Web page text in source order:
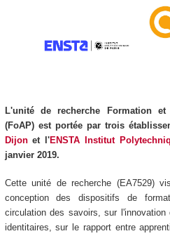
L'unité de recherche Formation et
(FoAP) est portée par trois
Dijonet l'ENSTA Institut
janvier 2019.
Cette unité de recherche (EA7529)
conception des dispositifs de
circulation des savoirs, sur
identitaires, sur le rapport entre